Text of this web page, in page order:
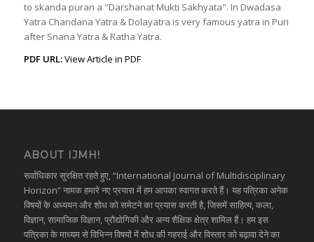
to skanda puran a "Darshanat Mukti Sakhyata". In Dwadasa
Yatra Chandana Yatra & Dolayatra is very famous yatra in Puri
after Snana Yatra & Ratha Yatra.
PDF URL:View Article in PDF
ABOUT IJMH!
सर्वाधिकार सुरक्षित रहते हुए, “International Journal of Multidisciplinary
Horizon” नामक हमारे नए प्रयास में हम आपका स्वागत करते हैं। यह पत्रिका अनेक
विषयों के अध्ययन और शोध को समेटने का प्रयास करती है, जिसमें साहित्य, कला,
विज्ञान, सामाजिक विज्ञान, प्रौद्योगिकी और अन्य शैक्षिक क्षेत्र शामिल हैं। हम इस
पत्रिका के माध्यम से विभिन्न विषयों में शोध की गहराई और विस्तार को बढ़ावा देने का